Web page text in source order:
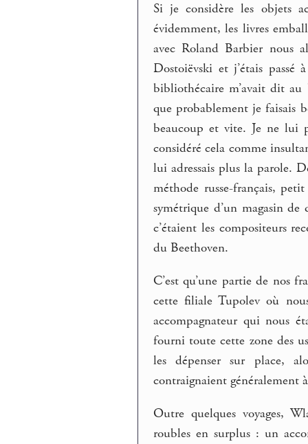
Si je considère les objets
évidemment, les livres
avec Roland Barbier nous
Dostoiëvski et j’étais
bibliothécaire m’avait dit au
que probablement je faisais
beaucoup et vite. Je ne lui
considéré cela comme
lui adressais plus la parole.
méthode russe-français,
symétrique d’un magasin
c’étaient les compositeurs
du Beethoven.
C’est qu’une partie de nos
cette filiale Tupolev où
accompagnateur qui nous
fourni toute cette zone des
les dépenser sur place,
contraignaient généralement
Outre quelques voyages,
roubles en surplus : un